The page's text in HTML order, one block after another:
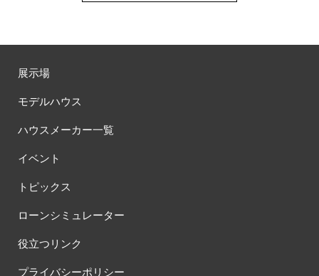
展示場
モデルハウス
ハウスメーカー一覧
イベント
トピックス
ローンシミュレーター
役立つリンク
プライバシーポリシー